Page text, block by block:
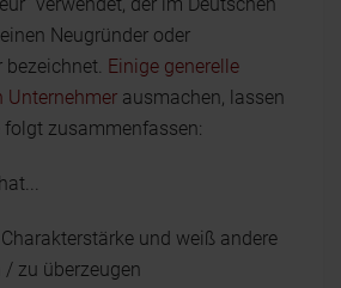
Neugründer oder
Einige generelle
Unternehmer ausmachen, lassen
zusammenfassen:
und weiß andere
/ zu überzeugen